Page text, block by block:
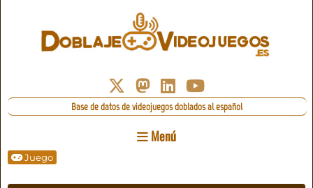
Base de datos de videojuegos doblados al español
Menú
Juego